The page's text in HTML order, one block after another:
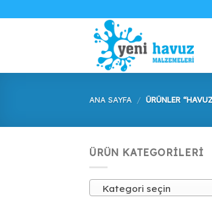
atla
ANA SAYFA / ÜRÜNLER
ÜRÜN KATEGORILERI
Kategori seçin